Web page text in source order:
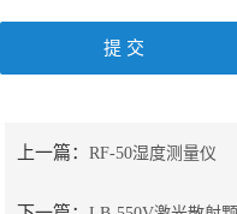
上一篇：RF-50湿度测量仪